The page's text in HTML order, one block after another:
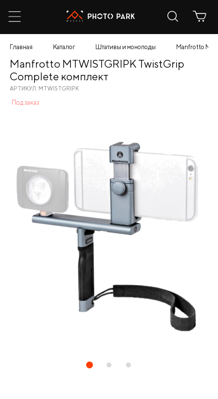
Главная Каталог Штативы и моноподы Manfrotto
Manfrotto MTWISTGRIPK TwistGrip
Complete комплект
АРТИКУЛ: MTWISTGRIPK
Под заказ